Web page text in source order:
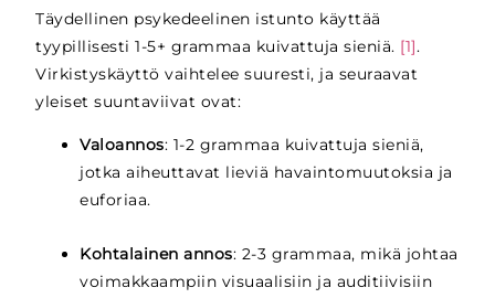
Täydellinen psykedeelinen istunto käyttää
tyypillisesti 1-5+ grammaa kuivattuja sieniä. [1].
Virkistyskäyttö vaihtelee suuresti, ja seuraavat
yleiset suuntaviivat ovat:
Valoannos: 1-2 grammaa kuivattuja sieniä,
jotka aiheuttavat lieviä havaintomuutoksia ja
euforiaa.
Kohtalainen annos: 2-3 grammaa, mikä johtaa
voimakkaampiin visuaalisiin ja auditiivisiin